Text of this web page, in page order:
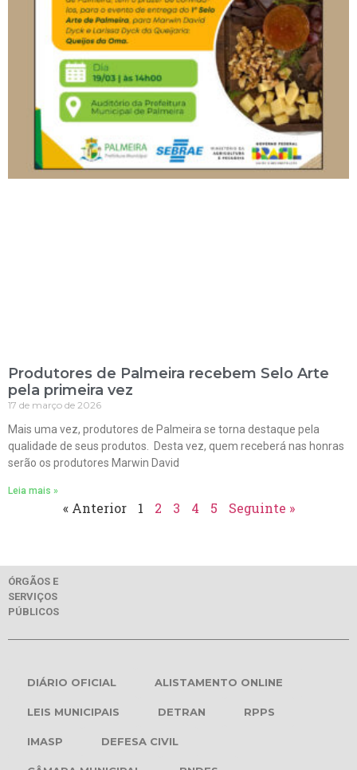
Produtores de Palmeira recebem Selo Arte
pela primeira vez
17 de março de 2026
Mais uma vez, produtores de Palmeira se torna destaque pela
qualidade de seus produtos. Desta vez, quem receberá nas honras
serão os produtores Marwin David
Leia mais »
« Anterior 1 2 3 4 5 Seguinte »
ÓRGÃOS E
SERVIÇOS
PÚBLICOS
DIÁRIO OFICIAL ALISTAMENTO ONLINE
LEIS MUNICIPAIS DETRAN RPPS
IMASP DEFESA CIVIL